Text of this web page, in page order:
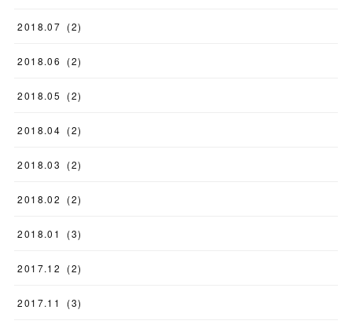
2018.07 (2)
2018.06 (2)
2018.05 (2)
2018.04 (2)
2018.03 (2)
2018.02 (2)
2018.01 (3)
2017.12 (2)
2017.11 (3)